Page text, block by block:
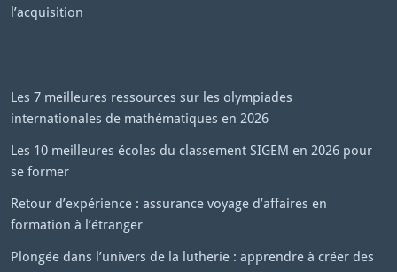
l’acquisition
Les 7 meilleures ressources sur les olympiades
internationales de mathématiques en 2026
Les 10 meilleures écoles du classement SIGEM en 2026 pour
se former
Retour d’expérience : assurance voyage d’affaires en
formation à l’étranger
Plongée dans l’univers de la lutherie : apprendre à créer des